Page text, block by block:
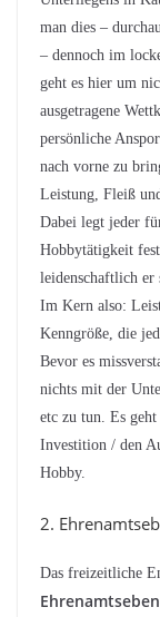
man dies –
– dennoch im
geht es hier um
ausgetragene
persönliche
nach vorne zu
Leistung, Fleiß
Dabei legt jeder
Hobbytätigkeit
leidenschaftlich er
Im Kern also:
Kenngröße, die
Bevor es
nichts mit der
etc zu tun. Es
Investition / den
Hobby.
2.
Das freizeitliche